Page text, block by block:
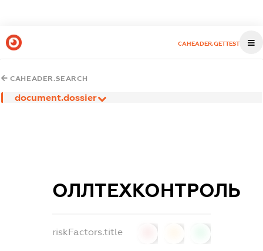
CAHEADER.GETTEST
CAHEADER.SEARCH
document.dossier
ОЛЛТЕХКОНТРОЛЬ
riskFactors.title